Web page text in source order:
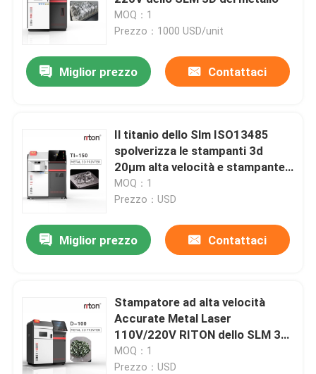
MOQ：1
Prezzo：1000 USD/unit
Miglior prezzo Contattaci
Il titanio dello Slm ISO13485
spolverizza le stampanti 3d
20μm alta velocità e stampante
dell'acciaio 3d di precisione
MOQ：1
Prezzo：USD
Miglior prezzo Contattaci
Stampatore ad alta velocità
Accurate Metal Laser
110V/220V RITON dello SLM 3D
di D100 3.5hours
MOQ：1
Prezzo：USD